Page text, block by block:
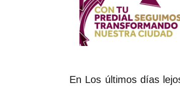
En Los últimos días